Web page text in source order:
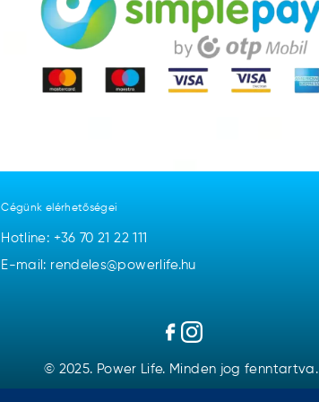
Cégünk elérhetőségei
Hotline: +36 70 21 22 111
E-mail: rendeles@powerlife.hu
© 2025. Power Life. Minden jog fenntartva.